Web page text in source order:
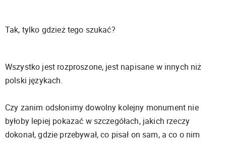
Tak, tylko gdzież tego szukać?
Wszystko jest rozproszone, jest napisane w innych niż
polski językach.
Czy zanim odsłonimy dowolny kolejny monument nie
byłoby lepiej pokazać w szczegółach, jakich rzeczy
dokonał, gdzie przebywał, co pisał on sam, a co o nim